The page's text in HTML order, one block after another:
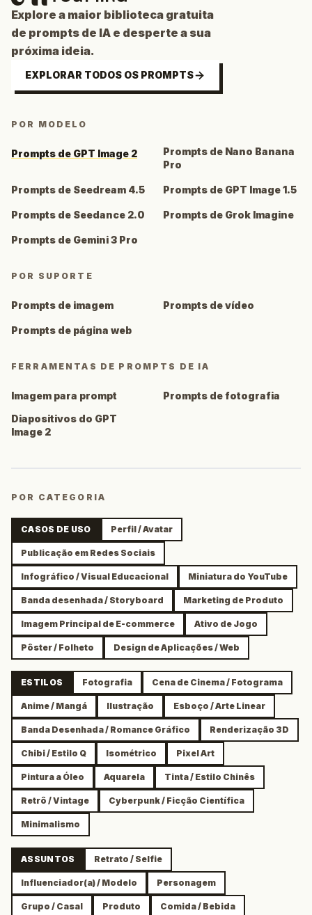
Explore a maior biblioteca gratuita
de prompts de IA e desperte a sua
próxima ideia.
EXPLORAR TODOS OS PROMPTS
POR MODELO
Prompts de GPT Image 2
Prompts de Nano Banana
Pro
Prompts de Seedream 4.5 Prompts de GPT Image 1.5
Prompts de Seedance 2.0 Prompts de Grok Imagine
Prompts de Gemini 3 Pro
POR SUPORTE
Prompts de imagem Prompts de vídeo
Prompts de página web
FERRAMENTAS DE PROMPTS DE IA
Imagem para prompt
Prompts de fotografia
Diapositivos do GPT
Image 2
POR CATEGORIA
CASOS DE USO Perfil / Avatar
Publicação em Redes Sociais
Infográfico / Visual Educacional Miniatura do YouTube
Banda desenhada / Storyboard Marketing de Produto
Imagem Principal de E-commerce Ativo de Jogo
Pôster / Folheto Design de Aplicações / Web
ESTILOS Fotografia Cena de Cinema / Fotograma
Anime / Mangá Ilustração Esboço / Arte Linear
Banda Desenhada / Romance Gráfico Renderização 3D
Chibi / Estilo Q Isométrico Pixel Art
Pintura a Óleo Aquarela Tinta / Estilo Chinês
Retrô / Vintage Cyberpunk / Ficção Científica
Minimalismo
ASSUNTOS Retrato / Selfie
Influenciador(a) / Modelo Personagem
Grupo / Casal Produto Comida / Bebida